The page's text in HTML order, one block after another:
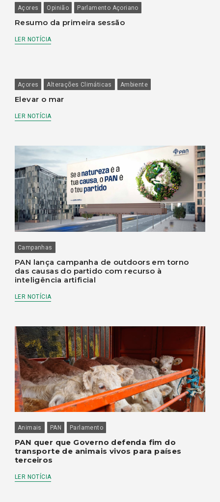
Açores Opinião Parlamento Açoriano
Resumo da primeira sessão
LER NOTÍCIA
Açores Alterações Climáticas Ambiente
Elevar o mar
LER NOTÍCIA
Campanhas
PAN lança campanha de outdoors em torno
das causas do partido com recurso à
inteligência artificial
LER NOTÍCIA
Animais PAN Parlamento
PAN quer que Governo defenda fim do
transporte de animais vivos para países
terceiros
LER NOTÍCIA